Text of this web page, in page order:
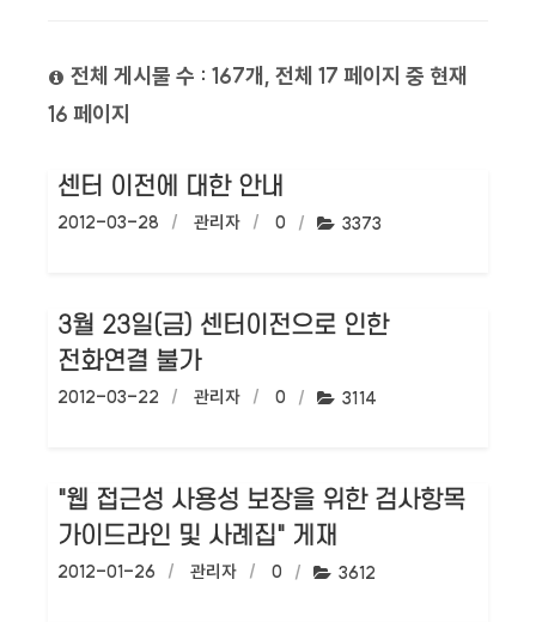
전체 게시물 수 : 167개, 전체 17 페이지 중 현재
16 페이지
센터 이전에 대한 안내
작성일:
2012-03-28 작성자:
관리자 댓글수:
0 조회수:
3373
3월 23일(금) 센터이전으로 인한
전화연결 불가
작성일:
2012-03-22 작성자:
관리자 댓글수:
0 조회수:
3114
"웹 접근성 사용성 보장을 위한 검사항목
가이드라인 및 사례집" 게재
작성일:
2012-01-26 작성자:
관리자 댓글수:
0 조회수:
3612